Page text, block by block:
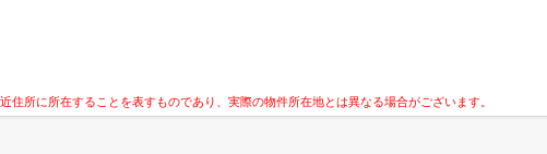
住所に所在することを表すものであり、実際の物件所在地とは異なる場合がございます。